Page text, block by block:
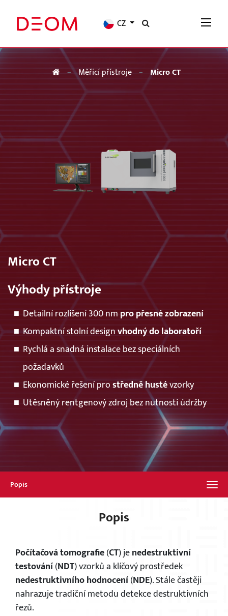
CZ
Měřicí přístroje Micro CT
Micro CT
Výhody přístroje
Detailní rozlišení 300 nm pro přesné zobrazení
Kompaktní stolní designvhodný do laboratoří
Rychlá a snadná instalace bez speciálních
požadavků
Ekonomické řešení prostředně hustévzorky
Utěsněný rentgenový zdroj bez nutnosti údržby
Popis
Popis
Počítačová tomografie(CT) jenedestruktivní
testování(NDT) vzorků a klíčový prostředek
nedestruktivního hodnocení(NDE). Stále častěji
nahrazuje tradiční metodu detekce destruktivních
řezů.